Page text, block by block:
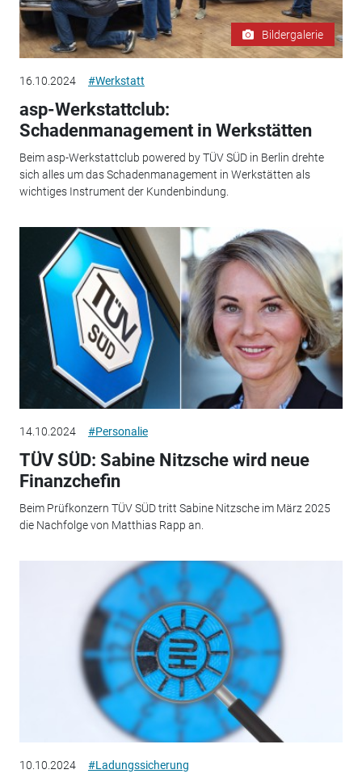
Bildergalerie
16.10.2024 #Werkstatt
asp-Werkstattclub:
Schadenmanagement in Werkstätten
Beim asp-Werkstattclub powered by TÜV SÜD in Berlin drehte
sich alles um das Schadenmanagement in Werkstätten als
wichtiges Instrument der Kundenbindung.
14.10.2024 #Personalie
TÜV SÜD: Sabine Nitzsche wird neue
Finanzchefin
Beim Prüfkonzern TÜV SÜD tritt Sabine Nitzsche im März 2025
die Nachfolge von Matthias Rapp an.
10.10.2024 #Ladungssicherung